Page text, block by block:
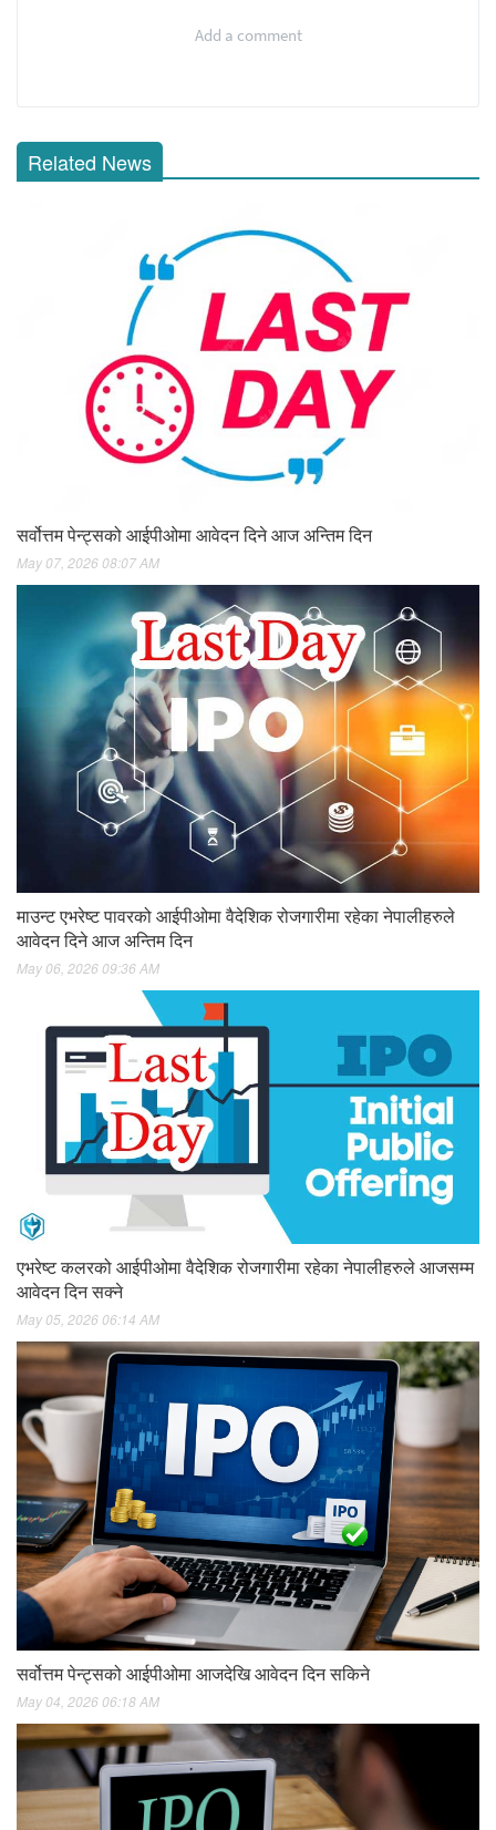
Add a comment
Related News
सर्वोत्तम पेन्ट्सको आईपीओमा आवेदन दिने आज अन्तिम दिन
May 07, 2026 08:07 AM
माउन्ट एभरेष्ट पावरको आईपीओमा वैदेशिक रोजगारीमा रहेका नेपालीहरुले
आवेदन दिने आज अन्तिम दिन
May 06, 2026 09:36 AM
एभरेष्ट कलरको आईपीओमा वैदेशिक रोजगारीमा रहेका नेपालीहरुले आजसम्म
आवेदन दिन सक्ने
May 05, 2026 06:14 AM
सर्वोत्तम पेन्ट्सको आईपीओमा आजदेखि आवेदन दिन सकिने
May 04, 2026 06:18 AM